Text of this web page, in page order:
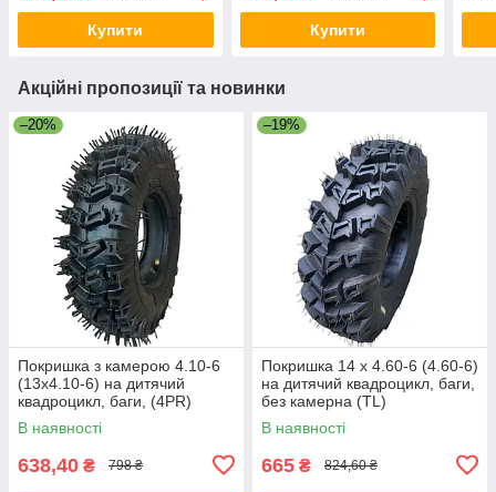
Купити Купити
Акційні пропозиції та новинки
–20%
Покришка з камерою 4.10-6
(13х4.10-6) на дитячий
квадроцикл, баги, (4PR)
В наявності
638,40 ₴ 798 ₴
–19%
Покришка 14 х 4.60-6 (4.60-6)
на дитячий квадроцикл, баги,
без камерна (TL)
В наявності
665 ₴ 824,60 ₴